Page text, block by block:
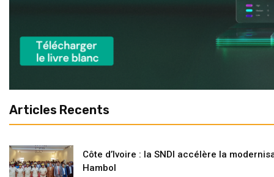
Articles Recents
Côte d’Ivoire : la SNDI accélère la
Hambol